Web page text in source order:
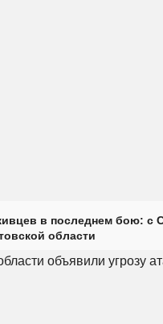
в последнем бою: с
области